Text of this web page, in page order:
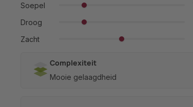
Soepel
Droog
Zacht
Complexiteit
Mooie gelaagdheid